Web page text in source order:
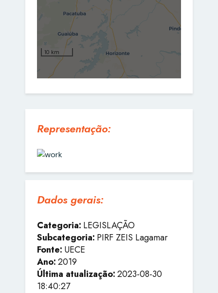
Representação:
Dados gerais:
Categoria: LEGISLAÇÃO
Subcategoria: PIRF ZEIS Lagamar
Fonte: UECE
Ano:2019
Última atualização:2023-08-30
18:40:27